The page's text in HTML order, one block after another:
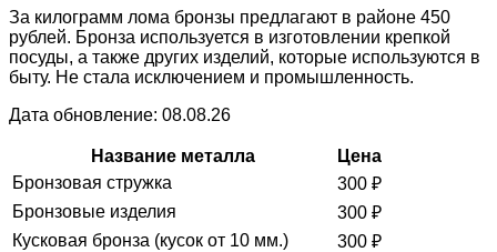
За килограмм лома бронзы предлагают в районе 450
рублей. Бронза используется в изготовлении крепкой
посуды, а также других изделий, которые используются в
быту. Не стала исключением и промышленность.
Дата обновление: 08.08.26
Название металла
Цена
Бронзовая стружка
300 ₽
Бронзовые изделия
300 ₽
Кусковая бронза (кусок от 10 мм.)
300 ₽